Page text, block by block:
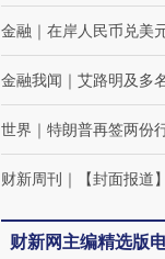
金融 ｜ 在岸人民币兑美
金融我闻 ｜ 艾路明及多
世界 ｜ 特朗普再签两份
财新周刊 ｜ 【封面报道
财新网主编精选版